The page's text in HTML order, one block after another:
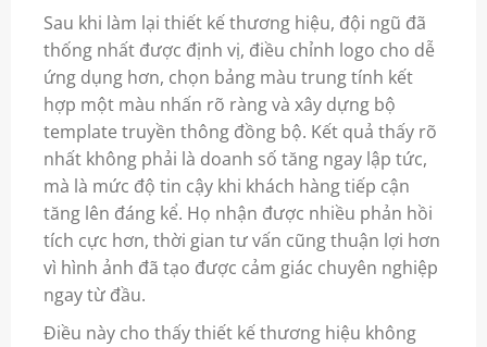
Sau khi làm lại thiết kế thương hiệu, đội ngũ đã
thống nhất được định vị, điều chỉnh logo cho dễ
ứng dụng hơn, chọn bảng màu trung tính kết
hợp một màu nhấn rõ ràng và xây dựng bộ
template truyền thông đồng bộ. Kết quả thấy rõ
nhất không phải là doanh số tăng ngay lập tức,
mà là mức độ tin cậy khi khách hàng tiếp cận
tăng lên đáng kể. Họ nhận được nhiều phản hồi
tích cực hơn, thời gian tư vấn cũng thuận lợi hơn
vì hình ảnh đã tạo được cảm giác chuyên nghiệp
ngay từ đầu.
Điều này cho thấy thiết kế thương hiệu không